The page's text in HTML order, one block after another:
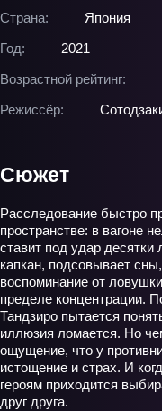
Страна:
Япония
Год:
2021
Возрастной рейтинг:
Режиссёр:
Сюжет
Расследование быстро
пространстве: в вагоне
ставит под удар
капкан, подсовывает
воспоминание от
пределе концентрации.
Тандзиро пытается
иллюзия ломается. Но
ощущение, что у
истощение и страх. И
героям приходится
друг друга.